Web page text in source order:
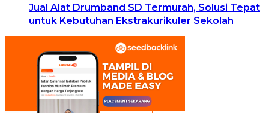
Jual Alat Drumband SD Termurah, Solusi Tepat
untuk Kebutuhan Ekstrakurikuler Sekolah